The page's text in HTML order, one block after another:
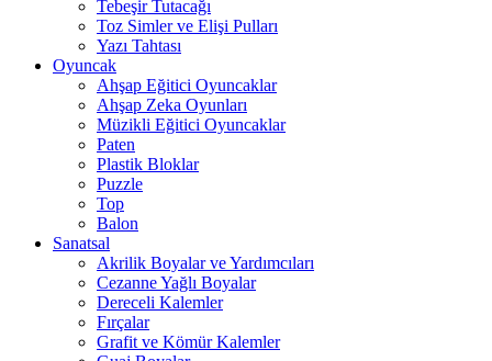
Tebeşir Tutacağı
Toz Simler ve Elişi Pulları
Yazı Tahtası
Oyuncak
Ahşap Eğitici Oyuncaklar
Ahşap Zeka Oyunları
Müzikli Eğitici Oyuncaklar
Paten
Plastik Bloklar
Puzzle
Top
Balon
Sanatsal
Akrilik Boyalar ve Yardımcıları
Cezanne Yağlı Boyalar
Dereceli Kalemler
Fırçalar
Grafit ve Kömür Kalemler